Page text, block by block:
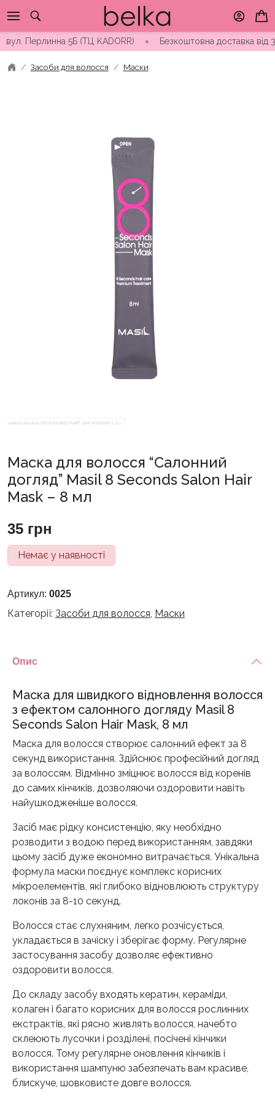
to
content
5Б (ТЦ KADORR) ∘ Безкоштовна доставка від 3000
Засоби для волосся Маски
Маска для волосся “Салонний
догляд” Masil 8 Seconds Salon Hair
Mask – 8 мл
35 грн
Немає у наявності
Артикул: 0025
Категорії: Засоби для волосся, Маски
Опис
Маска для швидкого відновлення волосся
з ефектом салонного догляду Masil 8
Seconds Salon Hair Mask, 8 мл
Маска для волосся створює салонний ефект за 8
секунд використання. Здійснює професійний догляд
за волоссям. Відмінно зміцнює волосся від коренів
до самих кінчиків, дозволяючи оздоровити навіть
найушкодженіше волосся.
Засіб має рідку консистенцію, яку необхідно
розводити з водою перед використанням, завдяки
цьому засіб дуже економно витрачається. Унікальна
формула маски поєднує комплекс корисних
мікроелементів, які глибоко відновлюють структуру
локонів за 8-10 секунд.
Волосся стає слухняним, легко розчісується,
укладається в зачіску і зберігає форму. Регулярне
застосування засобу дозволяє ефективно
оздоровити волосся.
До складу засобу входять кератин, кераміди,
колаген і багато корисних для волосся рослинних
екстрактів, які рясно живлять волосся, начебто
склеюють лусочки і розділені, посічені кінчики
волосся. Тому регулярне оновлення кінчиків і
використання шампуню забезпечать вам красиве,
блискуче, шовковисте довге волосся.